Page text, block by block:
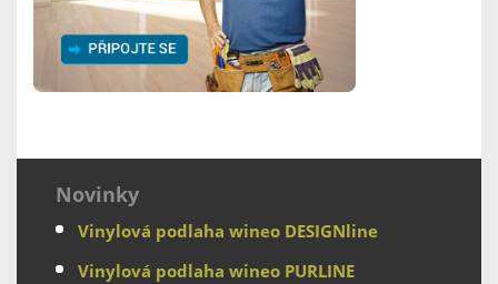
Novinky
Vinylová podlaha wineo DESIGNline
Vinylová podlaha wineo PURLINE